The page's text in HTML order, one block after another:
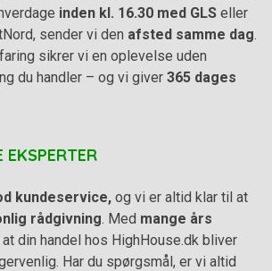
inden kl. 16.30 med GLS eller
sender vi den afsted samme dag
sikrer vi en oplevelse uden
du handler – og vi giver 365 dages
EKSPERTER
kundeservice, og vi er altid klar til at
rådgivning . Med mange års
din handel hos HighHouse.dk bliver
Har du spørgsmål, er vi altid